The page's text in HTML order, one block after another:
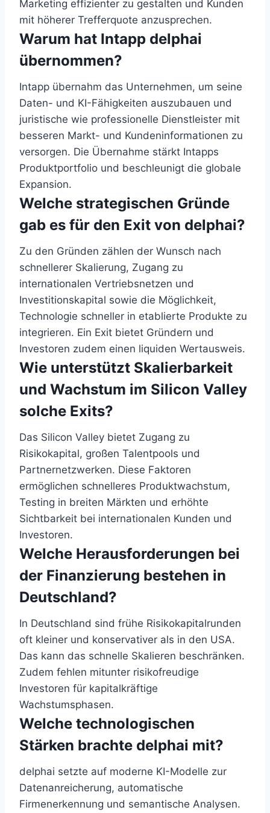
Marketing effizienter zu gestalten und Kunden
mit höherer Trefferquote anzusprechen.
Warum hat Intapp delphai
übernommen?
Intapp übernahm das Unternehmen, um seine
Daten- und KI-Fähigkeiten auszubauen und
juristische wie professionelle Dienstleister mit
besseren Markt- und Kundeninformationen zu
versorgen. Die Übernahme stärkt Intapps
Produktportfolio und beschleunigt die globale
Expansion.
Welche strategischen Gründe
gab es für den Exit von delphai?
Zu den Gründen zählen der Wunsch nach
schnellerer Skalierung, Zugang zu
internationalen Vertriebsnetzen und
Investitionskapital sowie die Möglichkeit,
Technologie schneller in etablierte Produkte zu
integrieren. Ein Exit bietet Gründern und
Investoren zudem einen liquiden Wertausweis.
Wie unterstützt Skalierbarkeit
und Wachstum im Silicon Valley
solche Exits?
Das Silicon Valley bietet Zugang zu
Risikokapital, großen Talentpools und
Partnernetzwerken. Diese Faktoren
ermöglichen schnelleres Produktwachstum,
Testing in breiten Märkten und erhöhte
Sichtbarkeit bei internationalen Kunden und
Investoren.
Welche Herausforderungen bei
der Finanzierung bestehen in
Deutschland?
In Deutschland sind frühe Risikokapitalrunden
oft kleiner und konservativer als in den USA.
Das kann das schnelle Skalieren beschränken.
Zudem fehlen mitunter risikofreudige
Investoren für kapitalkräftige
Wachstumsphasen.
Welche technologischen
Stärken brachte delphai mit?
delphai setzte auf moderne KI-Modelle zur
Datenanreicherung, automatische
Firmenerkennung und semantische Analysen.